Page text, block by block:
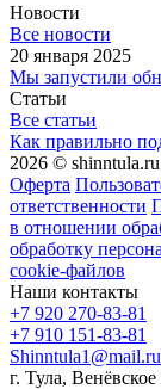
Новости
Все новости
20 января 2025
Мы запустили
Статьи
Все статьи
Как правильно
2026 © shinntula.ru
Оферта
ответственности
в отношении
обработку
cookie-файлов
Наши контакты
+7 920 270-83-81
+7 910 151-83-81
Shinntula1@mail.ru
г. Тула,